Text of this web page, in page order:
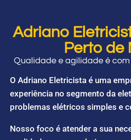
Adriano
Perto de
Qualidade e agilidade é
O Adriano Eletricista é uma
experiência no segmento da
problemas elétricos simples e
Nosso foco é atender a sua